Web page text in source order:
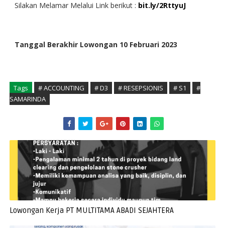
Silakan Melamar Melalui Link berikut : bit.ly/2RttyuJ
Tanggal Berakhir Lowongan 10 Februari 2023
Tags # ACCOUNTING # D3 # RESEPSIONIS # S1
#
SAMARINDA
Lowongan Kerja PT MULTITAMA ABADI SEJAHTERA